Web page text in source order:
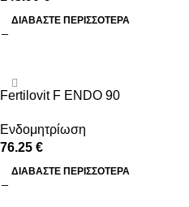
ΔΙΑΒΆΣΤΕ ΠΕΡΙΣΣΌΤΕΡΑ
Fertilovit F ENDO 90
Ενδομητρίωση
76.25 €
ΔΙΑΒΆΣΤΕ ΠΕΡΙΣΣΌΤΕΡΑ